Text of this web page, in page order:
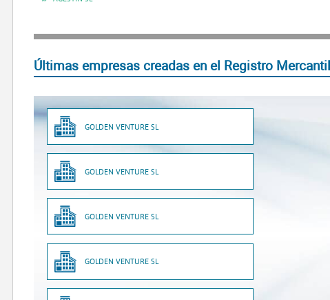
Últimas empresas creadas en el Registro
GOLDEN VENTURE SL
GOLDEN VENTURE SL
GOLDEN VENTURE SL
GOLDEN VENTURE SL